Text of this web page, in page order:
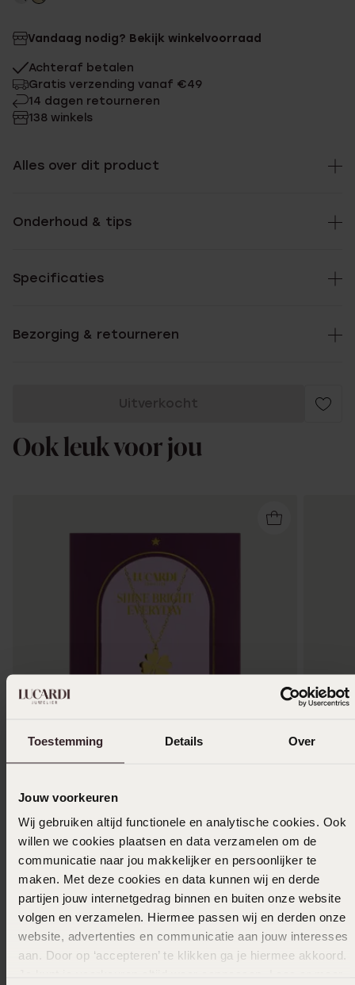
Toestemming Details Over
Jouw voorkeuren
Wij gebruiken altijd functionele en analytische cookies. Ook
willen we cookies plaatsen en data verzamelen om de
communicatie naar jou makkelijker en persoonlijker te
maken. Met deze cookies en data kunnen wij en derde
partijen jouw internetgedrag binnen en buiten onze website
volgen en verzamelen. Hiermee passen wij en derden onze
website, advertenties en communicatie aan jouw interesses
aan. Door op ‘accepteren’ te klikken ga je hiermee akkoord.
Vandaag nodig? Bekijk winkelvoorraad
Achteraf betalen
Gratis verzending vanaf €49
14 dagen retourneren
138 winkels
Alles over dit product
Onderhoud & tips
Specificaties
Bezorging & retourneren
Uitverkocht
Ook leuk voor jou
Stainless steel goldplating ketting met hanger
klaver
19.991000
hart
19
Anderen kochten ook